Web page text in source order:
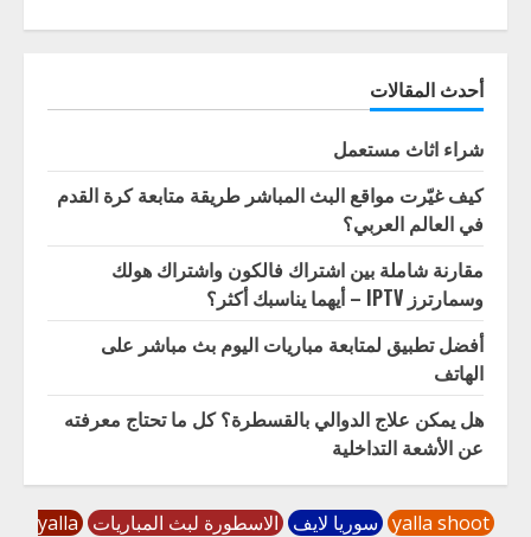
أحدث المقالات
شراء اثاث مستعمل
كيف غيّرت مواقع البث المباشر طريقة متابعة كرة القدم
في العالم العربي؟
مقارنة شاملة بين اشتراك فالكون واشتراك هولك
وسمارترز IPTV – أيهما يناسبك أكثر؟
أفضل تطبيق لمتابعة مباريات اليوم بث مباشر على
الهاتف
هل يمكن علاج الدوالي بالقسطرة؟ كل ما تحتاج معرفته
عن الأشعة التداخلية
yalla shoot سوريا لايف الاسطورة لبث المباريات yalla